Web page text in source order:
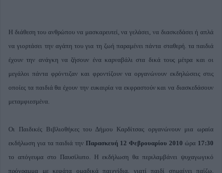
Η διάθεση του ανθρώπου να μασκαρευτεί, να γελάσει, να διασκεδάσει ή απλά
να γιορτάσει την αγάπη του για τη ζωή παραμένει πάντα σταθερή. τα παιδιά
έχουν την ανάγκη να ζήσουν ένα καρναβάλι στα δικά τους μέτρα και οι
μεγάλοι πάντα φρόντιζαν και φροντίζουν να οργανώνουν εκδηλώσεις στις
οποίες τα παιδιά θα έχουν την ευκαιρία να εκφραστούν και να διασκεδάσουν
μεταμφιεσμένα.
Οι Παιδικές Βιβλιοθήκες του Δήμου Καρδίτσας οργανώνουν μια ωραία
εκδήλωση για τα παιδιά την Παρασκευή 12 Φεβρουαρίου 2010 ώρα 17:30
το απόγευμα στο Παυσίλυπο. Η εκδήλωση θα περιλαμβάνει ψυχαγωγικό
πρόγραμμα με κεφάτα ομαδικά παιχνίδια, γιατί παιδί σημαίνει παίζω,